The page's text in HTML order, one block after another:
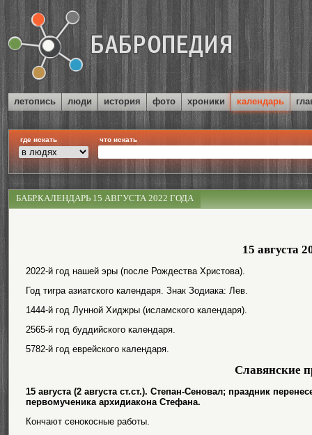
летопись люди история фото хроники календарь
где искать что искать
БАБР.КАЛЕНДАРЬ 15 АВГУСТА 2022 ГОДА
15 августа
2022-й год нашей эры (после Рождества Христова).
Год тигра азиатского календаря. Знак Зодиака: Лев.
1444-й год Лунной Хиджры (исламского календаря).
2565-й год буддийского календаря.
5782-й год еврейского календаря.
Славянские
15 августа (2 августа ст.ст.). Степан-Сеновал; праздник
первомученика архидиакона Стефана.
Кончают сенокосные работы.